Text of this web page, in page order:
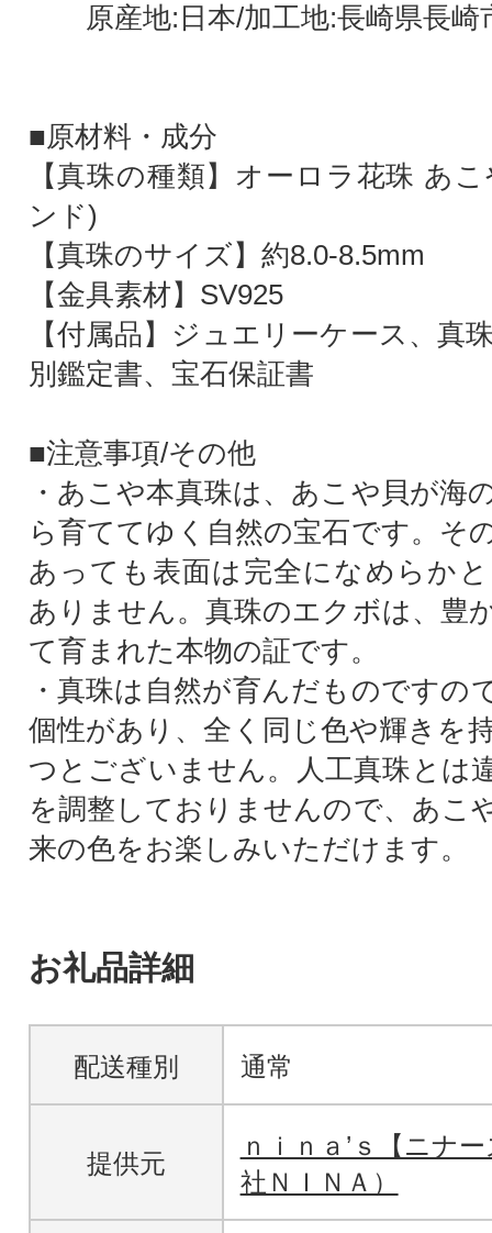
原産地:日本/加工地:長崎県長崎
■原材料・成分
【真珠の種類】オーロラ花珠 あ
ンド)
【真珠のサイズ】約8.0-8.5mm
【金具素材】SV925
【付属品】ジュエリーケース、真
別鑑定書、宝石保証書
■注意事項/その他
・あこや本真珠は、あこや貝が海
ら育ててゆく自然の宝石です。そ
あっても表面は完全になめらか
ありません。真珠のエクボは、豊
て育まれた本物の証です。
・真珠は自然が育んだものですの
個性があり、全く同じ色や輝きを
つとございません。人工真珠とは
を調整しておりませんので、あこ
来の色をお楽しみいただけます。
お礼品詳細
配送種別 通常
提供元
ｎｉｎａ’ｓ【ニナ
社ＮＩＮＡ）